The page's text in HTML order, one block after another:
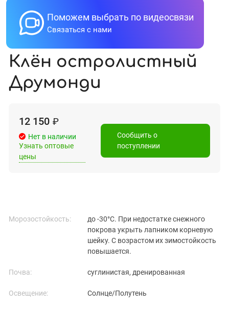
Поможем выбрать по видеосвязи
Связаться с нами
Клён остролистный
Друмонди
12 150 ₽
Нет в наличии
Узнать оптовые
цены
Сообщить о
поступлении
Морозостойкость:
до -30°C. При недостатке снежного
покрова укрыть лапником корневую
шейку. С возрастом их зимостойкость
повышается.
Почва: суглинистая, дренированная
Освещение: Солнце/Полутень